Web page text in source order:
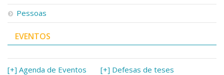
Pessoas
EVENTOS
[+] Agenda de Eventos [+] Defesas de teses